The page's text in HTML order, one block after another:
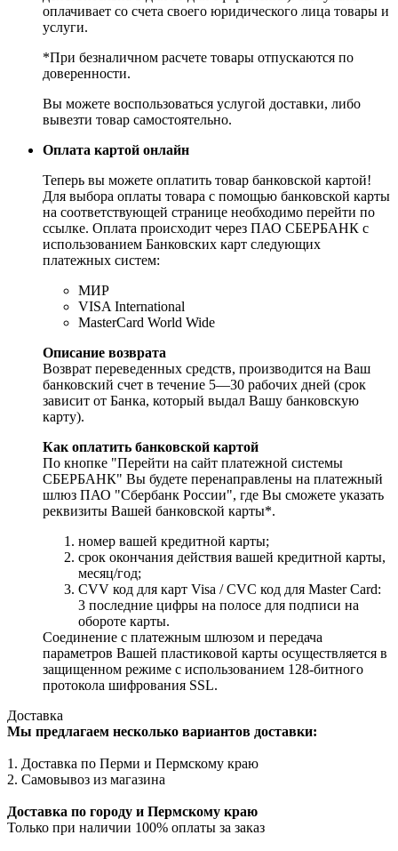
оплачивает со счета своего юридического лица товары и
услуги.
*При безналичном расчете товары отпускаются по
доверенности.
Вы можете воспользоваться услугой доставки, либо
вывезти товар самостоятельно.
Оплата картой онлайн
Теперь вы можете оплатить товар банковской картой!
Для выбора оплаты товара с помощью банковской карты
на соответствующей странице необходимо перейти по
ссылке. Оплата происходит через ПАО СБЕРБАНК с
использованием Банковских карт следующих
платежных систем:
МИР
VISA International
MasterCard World Wide
Описание возврата
Возврат переведенных средств, производится на Ваш
банковский счет в течение 5—30 рабочих дней (срок
зависит от Банка, который выдал Вашу банковскую
карту).
Как оплатить банковской картой
По кнопке "Перейти на сайт платежной системы
СБЕРБАНК" Вы будете перенаправлены на платежный
шлюз ПАО "Сбербанк России", где Вы сможете указать
реквизиты Вашей банковской карты*.
номер вашей кредитной карты;
cрок окончания действия вашей кредитной карты,
месяц/год;
CVV код для карт Visa / CVC код для Master Card:
3 последние цифры на полосе для подписи на
обороте карты.
Соединение с платежным шлюзом и передача
параметров Вашей пластиковой карты осуществляется в
защищенном режиме с использованием 128-битного
протокола шифрования SSL.
Доставка
Мы предлагаем несколько вариантов доставки:
1. Доставка по Перми и Пермскому краю
2. Самовывоз из магазина
Доставка по городу и Пермскому краю
Только при наличии 100% оплаты за заказ